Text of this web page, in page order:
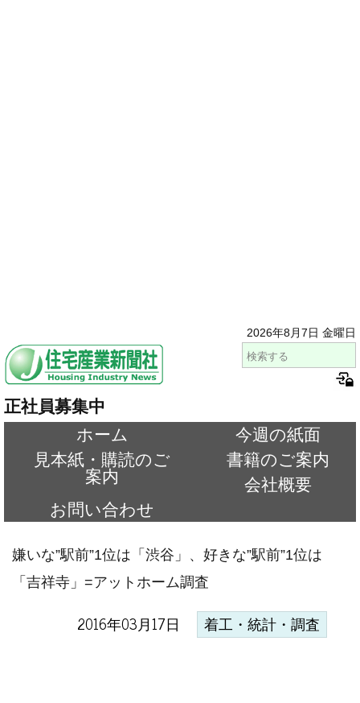
2026年8月7日 金曜日
正社員募集中
ホーム
今週の紙面
見本紙・購読のご
案内
書籍のご案内
会社概要
お問い合わせ
嫌いな”駅前”1位は「渋谷」、好きな”駅前”1位は
「吉祥寺」=アットホーム調査
2016年03月17日 着工・統計・調査